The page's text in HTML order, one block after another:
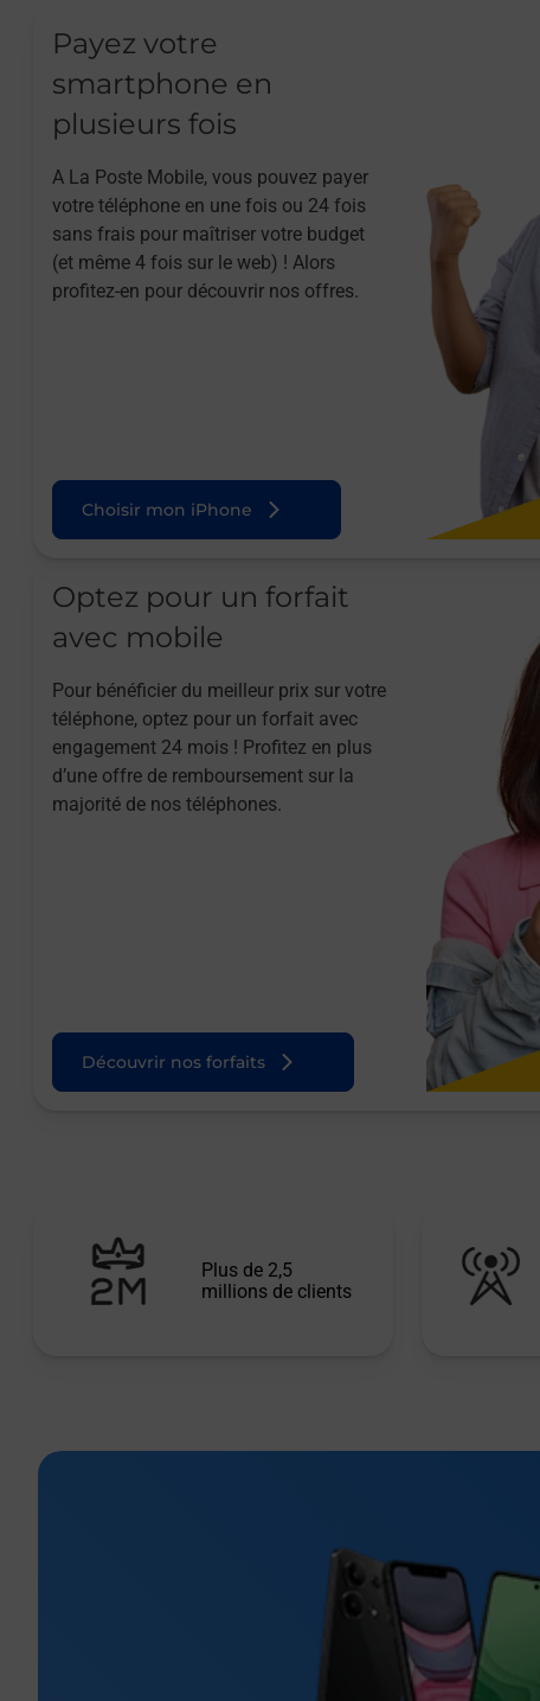
Payez votre
smartphone en
plusieurs fois
A La Poste Mobile, vous pouvez payer
votre téléphone en une fois ou 24 fois
sans frais pour maîtriser votre budget
(et même 4 fois sur le web) ! Alors
profitez-en pour découvrir nos offres.
Choisir mon iPhone
Optez pour un forfait
avec mobile
Pour bénéficier du meilleur prix sur votre
téléphone, optez pour un forfait avec
engagement 24 mois ! Profitez en plus
d’une offre de remboursement sur la
majorité de nos téléphones.
Découvrir nos forfaits
Plus de 2,5
millions de clients